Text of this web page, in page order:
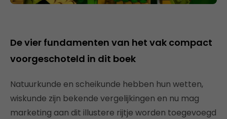
De vier fundamenten van het vak compact
voorgeschoteld in dit boek
Natuurkunde en scheikunde hebben hun wetten,
wiskunde zijn bekende vergelijkingen en nu mag
marketing aan dit illustere rijtje worden toegevoegd